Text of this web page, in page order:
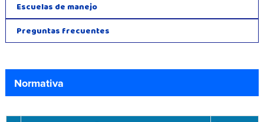
Escuelas de manejo
Preguntas frecuentes
Normativa